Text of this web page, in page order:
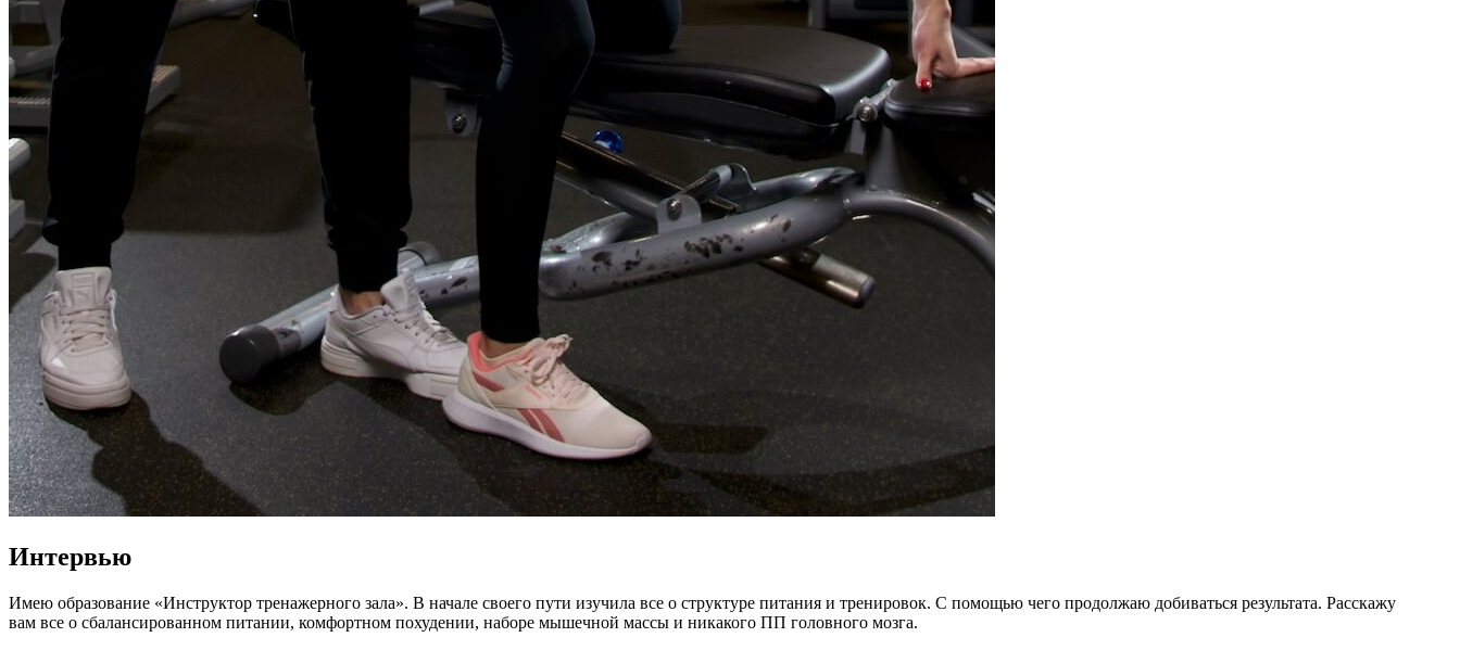
Интервью
Имею образование «Инструктор тренажерного зала». В начале своего пути изучила все о структуре питания и тренировок. С помощью чего продолжаю добиваться результата. Расскажу
вам все о сбалансированном питании, комфортном похудении, наборе мышечной массы и никакого ПП головного мозга.